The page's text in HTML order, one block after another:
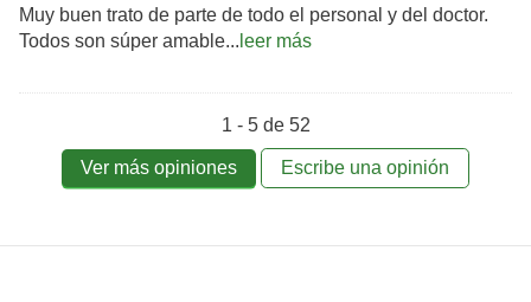
Muy buen trato de parte de todo el personal y del doctor.
Todos son súper amable... leer más
1 - 5 de 52
Ver más opiniones Escribe una opinión